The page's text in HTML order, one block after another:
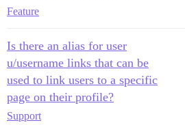
Feature
Is there an alias for user
u/username links that can be
used to link users to a specific
page on their profile?
Support